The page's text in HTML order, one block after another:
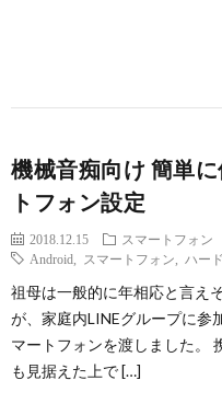
機械音痴向け 簡単
トフォン設定
2018.12.15
スマートフォン
Android
スマートフォン ハー
祖母は一般的に年相応と言え
が、家庭内LINEグループに参
マートフォンを渡しました。
も見据えた上で […]